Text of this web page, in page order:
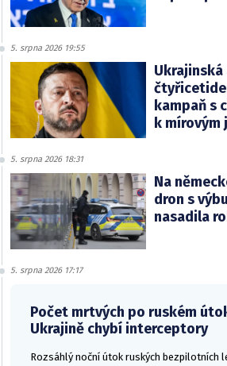
5. srpna 2026 19:55
kampaň s
k mírovým
5. srpna 2026 18:31
Na
dron s
nasadila
5. srpna 2026 17:17
Počet mrtvých po ruském
Ukrajině chybí interceptory
Rozsáhlý noční útok ruských bezpilotních